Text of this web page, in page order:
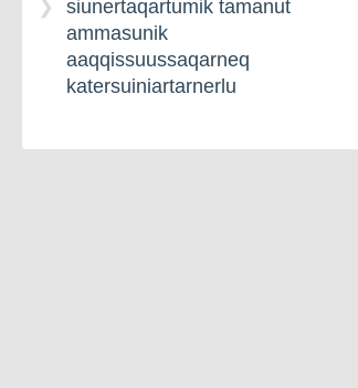
Biilit – nalunaarsuineq,
nalunaarsuinermik
allannguineq aammalu
siunertaqartumik tamanut
ammasunik
aaqqissuussaqarneq
katersuiniartarnerlu